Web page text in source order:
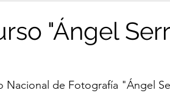
"Ángel
de Fotografía "Ángel